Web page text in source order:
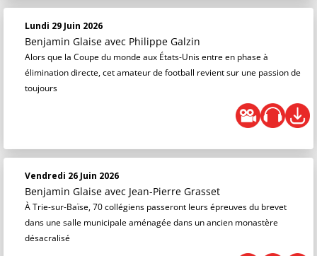
Lundi 29 Juin 2026
Benjamin Glaise avec Philippe Galzin
Alors que la Coupe du monde aux États-Unis entre en phase à
élimination directe, cet amateur de football revient sur une passion de
toujours
Vendredi 26 Juin 2026
Benjamin Glaise avec Jean-Pierre Grasset
À Trie-sur-Baïse, 70 collégiens passeront leurs épreuves du brevet
dans une salle municipale aménagée dans un ancien monastère
désacralisé